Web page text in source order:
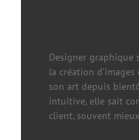
Designer graphique
la création
son art depuis
intuitive, elle sait
client, souvent